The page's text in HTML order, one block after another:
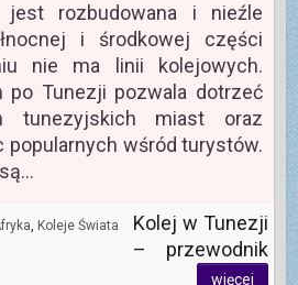
rozbudowana i nieźle
i środkowej części
nie ma linii kolejowych.
po Tunezji pozwala dotrzeć
tunezyjskich miast oraz
wśród turystów.
, Koleje Świata
Kolej w Tunezji
– przewodnik
więcej